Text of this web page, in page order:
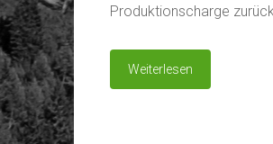
Produktionscharge
Weiterlesen